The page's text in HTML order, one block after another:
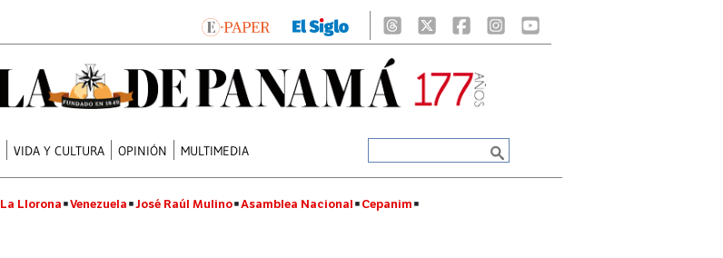
VIDA Y CULTURA OPINIÓN MULTIMEDIA
La Llorona Venezuela José Raúl Mulino Asamblea Nacional Cepanim